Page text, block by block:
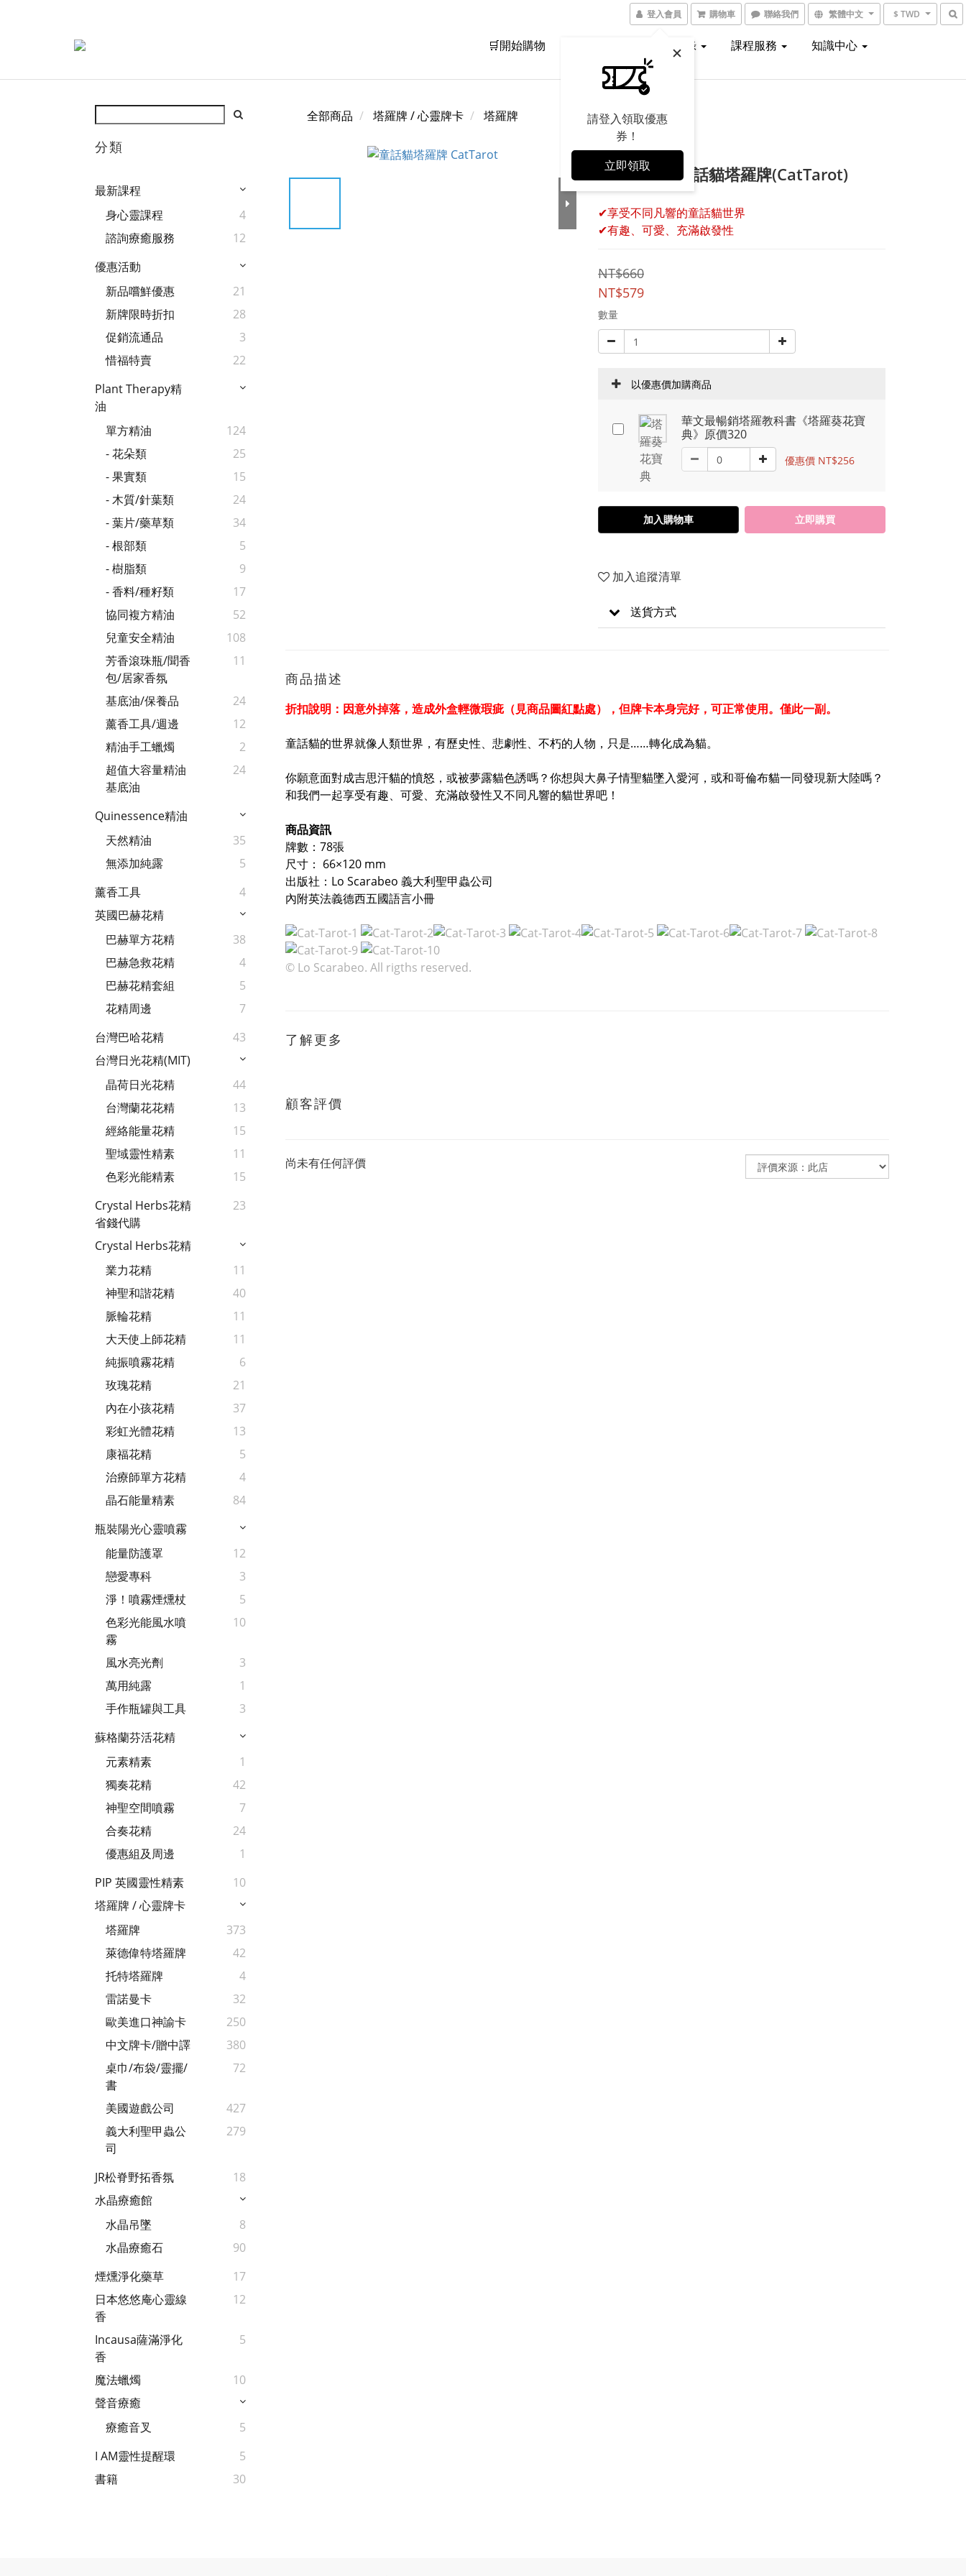
登入會員
請登入領取優惠
券！
立即領取
購物車 聯絡我們 繁體中文 $ TWD
🛒開始購物 線上型錄 課程服務 知識中心
分類
最新課程
身心靈課程
4
諮詢療癒服務
12
優惠活動
新品嚐鮮優惠
21
新牌限時折扣
28
促銷流通品
3
惜福特賣
22
Plant Therapy精
油
單方精油
124
- 花朵類
25
- 果實類
15
- 木質/針葉類
24
- 葉片/藥草類
34
- 根部類
5
- 樹脂類
9
- 香料/種籽類
17
協同複方精油
52
兒童安全精油
108
芳香滾珠瓶/聞香
包/居家香氛
11
基底油/保養品
24
薰香工具/週邊
12
精油手工蠟燭
2
超值大容量精油
基底油
24
Quinessence精油
天然精油
35
無添加純露
5
薰香工具
4
英國巴赫花精
巴赫單方花精
38
巴赫急救花精
4
巴赫花精套組
5
花精周邊
7
台灣巴哈花精
43
台灣日光花精(MIT)
晶荷日光花精
44
台灣蘭花花精
13
經絡能量花精
15
聖域靈性精素
11
色彩光能精素
15
Crystal Herbs花精
省錢代購
23
Crystal Herbs花精
業力花精
11
神聖和諧花精
40
脈輪花精
11
大天使上師花精
11
純振噴霧花精
6
玫瑰花精
21
內在小孩花精
37
彩虹光體花精
13
康福花精
5
治療師單方花精
4
晶石能量精素
84
瓶裝陽光心靈噴霧
能量防護罩
12
戀愛專科
3
淨！噴霧煙燻杖
5
色彩光能風水噴
霧
10
風水亮光劑
3
萬用純露
1
手作瓶罐與工具
3
蘇格蘭芬活花精
元素精素
1
獨奏花精
42
神聖空間噴霧
7
合奏花精
24
優惠組及周邊
1
PIP 英國靈性精素
10
塔羅牌 / 心靈牌卡
塔羅牌
373
萊德偉特塔羅牌
42
托特塔羅牌
4
雷諾曼卡
32
歐美進口神諭卡
250
中文牌卡/贈中譯
380
桌巾/布袋/靈擺/
書
72
美國遊戲公司
427
義大利聖甲蟲公
司
279
JR松脊野拓香氛
18
水晶療癒館
水晶吊墜
8
水晶療癒石
90
煙燻淨化藥草
17
日本悠悠庵心靈線
香
12
Incausa薩滿淨化
香
5
魔法蠟燭
10
聲音療癒
療癒音叉
5
I AM靈性提醒環
5
書籍
30
全部商品 塔羅牌 / 心靈牌卡 塔羅牌
【惜福品】童話貓塔羅牌(CatTarot)
✔享受不同凡響的童話貓世界
✔有趣、可愛、充滿啟發性
NT$660
NT$579
數量
以優惠價加購商品
華文最暢銷塔羅教科書《塔羅葵花寶
典》原價320
優惠價 NT$256
加入購物車 立即購買
加入追蹤清單
送貨方式
商品描述
折扣說明：因意外掉落，造成外盒輕微瑕疵（見商品圖紅點處） ，但牌卡本身完好，可正常使用。僅此一副。
童話貓的世界就像人類世界，有歷史性、悲劇性、不朽的人物，只是……轉化成為貓。
你願意面對成吉思汗貓的憤怒，或被夢露貓色誘嗎？你想與大鼻子情聖貓墜入愛河，或和哥倫布貓一同發現新大陸嗎？
和我們一起享受有趣、可愛、充滿啟發性又不同凡響的貓世界吧！
商品資訊
牌數：78張
尺寸： 66×120 mm
出版社：Lo Scarabeo 義大利聖甲蟲公司
內附英法義德西五國語言小冊
© Lo Scarabeo. All rigths reserved.
了解更多
顧客評價
尚未有任何評價